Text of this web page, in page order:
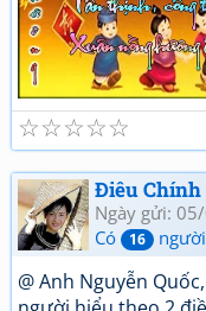
☆
☆
☆
☆
☆
Điêu
Ngày gửi:
Có
16
@ Anh Nguyễn